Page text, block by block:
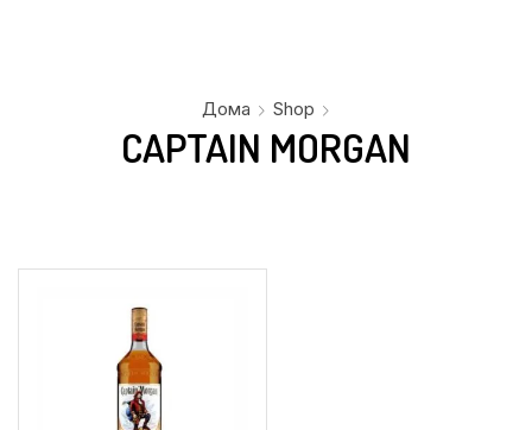
Дома Shop
CAPTAIN MORGAN